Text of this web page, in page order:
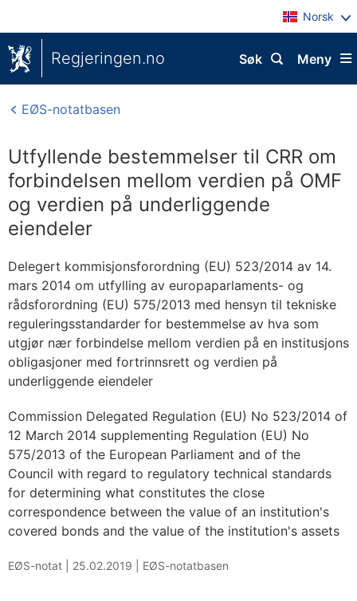
Norsk
Regjeringen.no Meny
Søk
EØS-notatbasen
Utfyllende bestemmelser til CRR om
forbindelsen mellom verdien på OMF
og verdien på underliggende
eiendeler
Delegert kommisjonsforordning (EU) 523/2014 av 14.
mars 2014 om utfylling av europaparlaments- og
rådsforordning (EU) 575/2013 med hensyn til tekniske
reguleringsstandarder for bestemmelse av hva som
utgjør nær forbindelse mellom verdien på en institusjons
obligasjoner med fortrinnsrett og verdien på
underliggende eiendeler
Commission Delegated Regulation (EU) No 523/2014 of
12 March 2014 supplementing Regulation (EU) No
575/2013 of the European Parliament and of the
Council with regard to regulatory technical standards
for determining what constitutes the close
correspondence between the value of an institution's
covered bonds and the value of the institution's assets
EØS-notat | 25.02.2019 EØS-notatbasen